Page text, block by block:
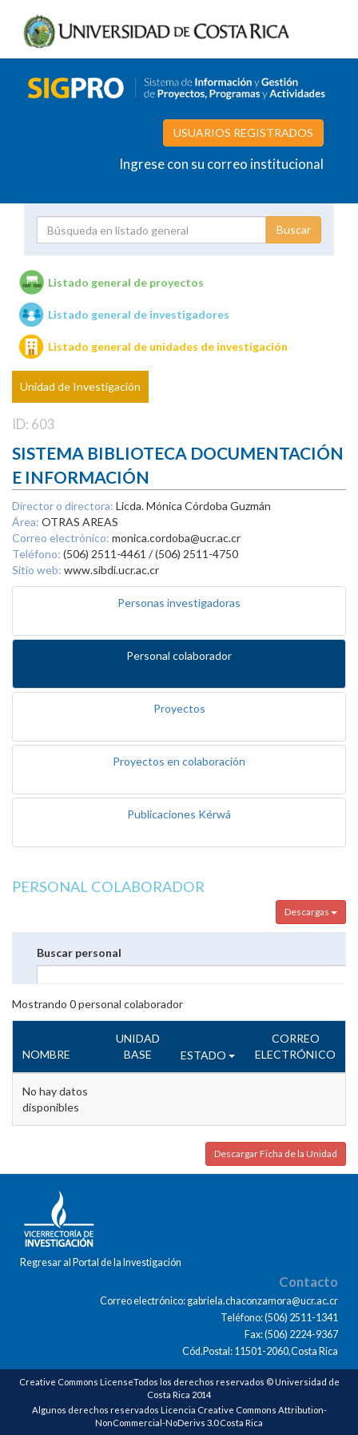
USUARIOS REGISTRADOS
Ingrese con su correo institucional
Unidades de investigación
Listado general de proyectos
Listado general de investigadores
Listado general de unidades de investigación
Unidad de Investigación
ID: 603
SISTEMA BIBLIOTECA DOCUMENTACIÓN
E INFORMACIÓN
Director o directora: Licda. Mónica Córdoba Guzmán
Área: OTRAS AREAS
Correo electrónico: monica.cordoba@ucr.ac.cr
Teléfono: (506) 2511-4461 / (506) 2511-4750
Sitio web: www.sibdi.ucr.ac.cr
Personas investigadoras
Personal colaborador
Proyectos
Proyectos en colaboración
Publicaciones Kérwá
PERSONAL COLABORADOR
Descargas
Buscar personal
Mostrando 0personal colaborador
NOMBRE
UNIDAD
BASE
ESTADO
CORREO
ELECTRÓNICO
No hay datos
disponibles
Descargar Ficha de la Unidad
Regresar al Portal de la Investigación
Contacto
Correo electrónico: gabriela.chaconzamora@ucr.ac.cr
Teléfono: (506) 2511-1341
Fax: (506) 2224-9367
Cód.Postal: 11501-2060,Costa Rica
Creative Commons LicenseTodos los derechos reservados © Universidad de
Costa Rica 2014
Algunos derechos reservados Licencia Creative Commons Attribution-
NonCommercial-NoDerivs 3.0 Costa Rica